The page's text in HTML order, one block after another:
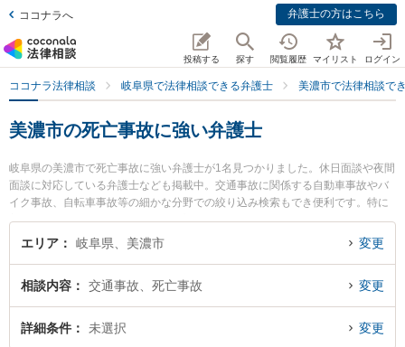
ココナラへ 弁護士の方はこちら
投稿する 探す 閲覧履歴 マイリスト ログイン
ココナラ法律相談 岐阜県で法律相談できる弁護士 美濃市で法律相談で
美濃市の死亡事故に強い弁護士
岐阜県の美濃市で死亡事故に強い弁護士が1名見つかりました。休日面談や夜間
面談に対応している弁護士なども掲載中。交通事故に関係する自動車事故やバ
イク事故、自転車事故等の細かな分野での絞り込み検索もでき便利です。特に
美濃法律事務所の森 裕介弁護士のプロフィール情報や弁護士費用、強みなどが
注目されています。『美濃市で土日や夜間に発生した死亡事故のトラブルを今
護士に相談予約したい』などでお困りの相談者さんにおすすめです。
エリア 岐阜県、美濃市 変更
相談内容 交通事故、死亡事故 変更
詳細条件 未選択 変更